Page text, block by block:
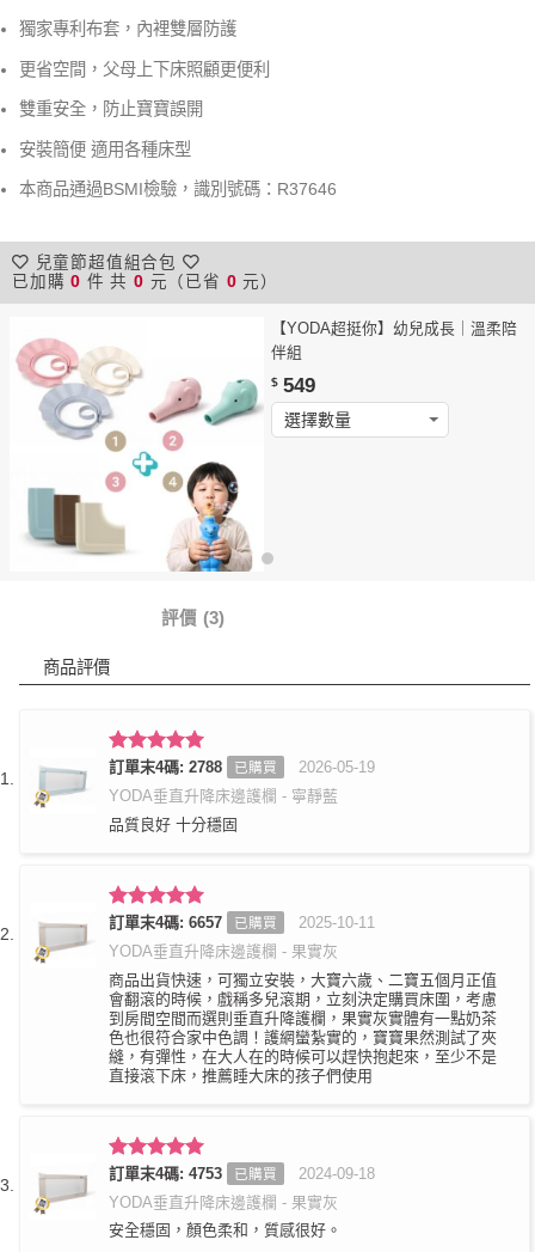
獨家專利布套，內裡雙層防護
更省空間，父母上下床照顧更便利
雙重安全，防止寶寶誤開
安裝簡便 適用各種床型
本商品通過BSMI檢驗，識別號碼：R37646
兒童節超值組合包
已加購0 件 共0 元（已省 0 元）
【YODA超挺你】幼兒成長｜溫柔陪
伴組
$ 549
評價 (3)
商品評價
評分5滿
分 5
訂單末4碼: 2788 已購買
2026-05-19
YODA垂直升降床邊護欄 - 寧靜藍
品質良好 十分穩固
評分5滿
分 5
訂單末4碼: 6657 已購買
2025-10-11
YODA垂直升降床邊護欄 - 果實灰
商品出貨快速，可獨立安裝，大寶六歲、二寶五個月正值
會翻滾的時候，戲稱多兒滾期，立刻決定購買床圍，考慮
到房間空間而選則垂直升降護欄，果實灰實體有一點奶茶
色也很符合家中色調！護網蠻紮實的，寶寶果然測試了夾
縫，有彈性，在大人在的時候可以趕快抱起來，至少不是
直接滾下床，推薦睡大床的孩子們使用
評分5滿
分 5
訂單末4碼: 4753 已購買
2024-09-18
YODA垂直升降床邊護欄 - 果實灰
安全穩固，顏色柔和，質感很好。